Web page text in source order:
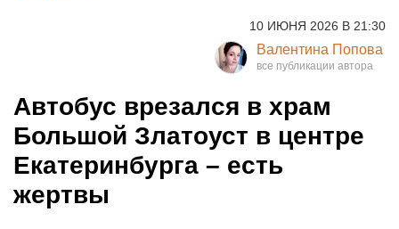
10 ИЮНЯ 2026 В 21:30
Валентина Попова
Автобус врезался в храм
Большой Златоуст в центре
Екатеринбурга – есть
жертвы